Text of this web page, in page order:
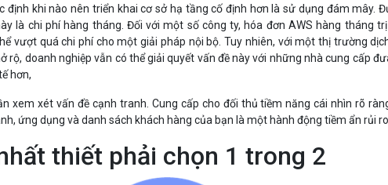
định khi nào nên triển khai cơ sở hạ tầng cố định hơn là sử dụng đám mây.
là chi phí hàng tháng. Đối với một số công ty, hóa đơn AWS hàng tháng
vượt quá chi phí cho một giải pháp nội bộ. Tuy nhiên, với một thị trường
rộ, doanh nghiệp vẫn có thể giải quyết vấn đề này với những nhà cung cấp
hơn,
xem xét vấn đề cạnh tranh. Cung cấp cho đối thủ tiềm năng cái nhìn rõ
ứng dụng và danh sách khách hàng của bạn là một hành động tiềm ẩn rủi ro.
thiết phải chọn 1 trong 2